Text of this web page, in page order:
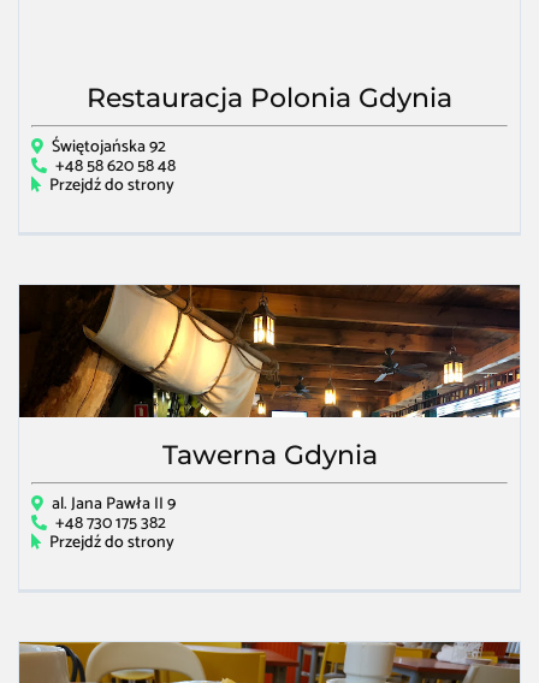
Restauracja Polonia Gdynia
Świętojańska 92
+48 58 620 58 48
Przejdź do strony
Tawerna Gdynia
al. Jana Pawła II 9
+48 730 175 382
Przejdź do strony